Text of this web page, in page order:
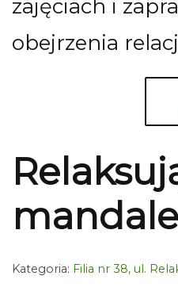
zajęciach i
obejrzenia
mandale
Kategoria: Filia nr 38, ul.